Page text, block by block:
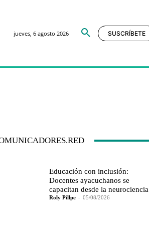
jueves, 6 agosto 2026 SUSCRÍBETE
Educación con inclusión:
Docentes ayacuchanos se
capacitan desde la neurociencia
Roly Pillpe - 05/08/2026